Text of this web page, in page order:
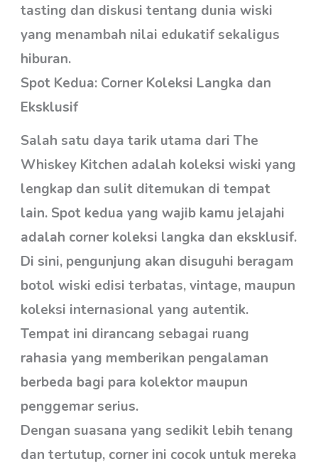
tasting dan diskusi tentang dunia wiski
yang menambah nilai edukatif sekaligus
hiburan.
Spot Kedua: Corner Koleksi Langka dan
Eksklusif
Salah satu daya tarik utama dari The
Whiskey Kitchen adalah koleksi wiski yang
lengkap dan sulit ditemukan di tempat
lain. Spot kedua yang wajib kamu jelajahi
adalah corner koleksi langka dan eksklusif.
Di sini, pengunjung akan disuguhi beragam
botol wiski edisi terbatas, vintage, maupun
koleksi internasional yang autentik.
Tempat ini dirancang sebagai ruang
rahasia yang memberikan pengalaman
berbeda bagi para kolektor maupun
penggemar serius.
Dengan suasana yang sedikit lebih tenang
dan tertutup, corner ini cocok untuk mereka